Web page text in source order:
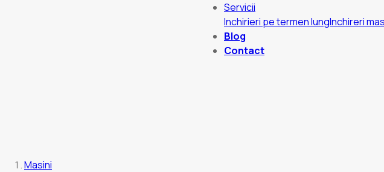
Servicii
Inchirieri pe termen lungInchireri
Blog
Contact
Masini